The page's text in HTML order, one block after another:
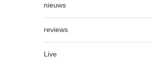
nieuws
reviews
Live